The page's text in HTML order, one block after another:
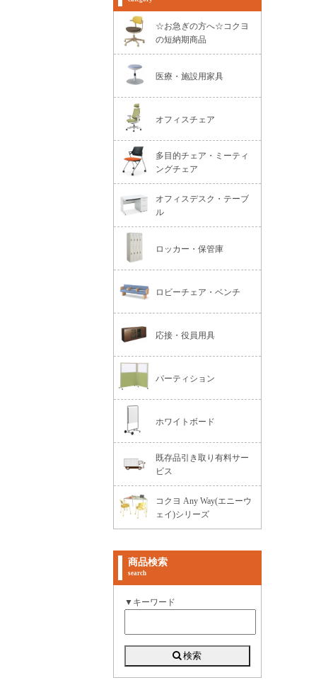
☆お急ぎの方へ☆コクヨ
の短納期商品
医療・施設用家具
オフィスチェア
多目的チェア・ミーティ
ングチェア
オフィスデスク・テーブ
ル
ロッカー・保管庫
ロビーチェア・ベンチ
応接・役員用具
パーティション
ホワイトボード
既存品引き取り有料サー
ビス
コクヨ Any Way(エニーウ
ェイ)シリーズ
商品検索
search
▼キーワード